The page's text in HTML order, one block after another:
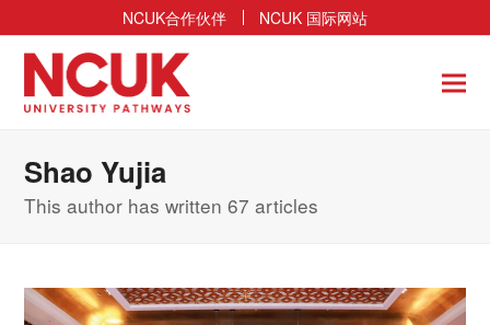
NCUK合作伙伴 NCUK 国际网站
Shao Yujia
This author has written 67 articles